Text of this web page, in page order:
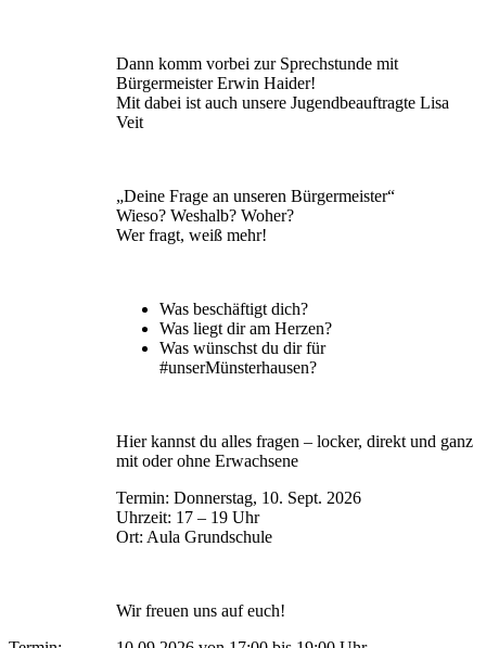
Dann komm vorbei zur Sprechstunde mit
Bürgermeister Erwin Haider!
Mit dabei ist auch unsere Jugendbeauftragte Lisa
Veit
„Deine Frage an unseren Bürgermeister“
Wieso? Weshalb? Woher?
Wer fragt, weiß mehr!
Was beschäftigt dich?
Was liegt dir am Herzen?
Was wünschst du dir für
#unserMünsterhausen?
Hier kannst du alles fragen – locker, direkt und ganz
mit oder ohne Erwachsene
Termin: Donnerstag, 10. Sept. 2026
Uhrzeit: 17 – 19 Uhr
Ort: Aula Grundschule
Wir freuen uns auf euch!